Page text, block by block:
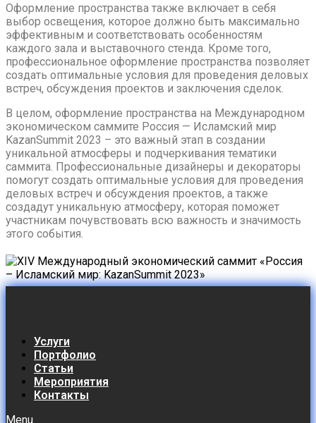
Оформление пространства также включает в себя
выбор освещения, которое должно быть максимально
эффективным и соответствовать особенностям
каждого зала и выставочного стенда. Кроме того,
профессиональное оформление пространства позволяет
создать оптимальные условия для проведения деловых
встреч, обсуждения проектов и заключения сделок.
В целом, оформление пространства на Международном
экономическом саммите Россия — Исламский мир
KazanSummit 2023 – это важный этап в создании
уникальной атмосферы и подчеркивания тематики
саммита. Профессиональные дизайнеры и декораторы
помогут создать оптимальные условия для проведения
деловых встреч и обсуждения проектов, а также
создадут уникальную атмосферу, которая поможет
участникам почувствовать всю важность и значимость
этого события.
Услуги
Портфолио
Статьи
Мероприятия
Контакты
Menu